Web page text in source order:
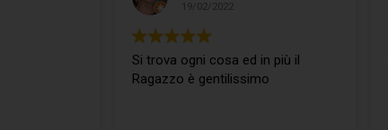
19/02/2022
Si trova ogni cosa ed in più il
Ragazzo è gentilissimo